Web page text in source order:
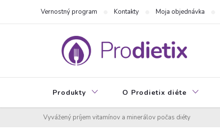
Vernostný program Kontakty Moja objednávka
Produkty O Prodietix diéte
Vyvážený príjem vitamínov a minerálov počas diéty